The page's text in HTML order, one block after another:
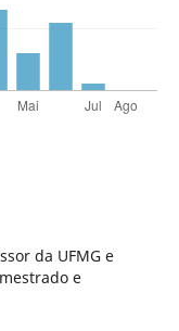
da UFMG e
e